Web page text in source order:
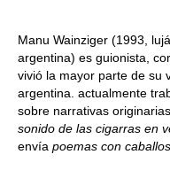
Manu Wainziger (1993,
argentina) es guionista,
vivió la mayor parte de su
argentina. actualmente
sobre narrativas
sonido de las cigarras en
envía poemas con caballos